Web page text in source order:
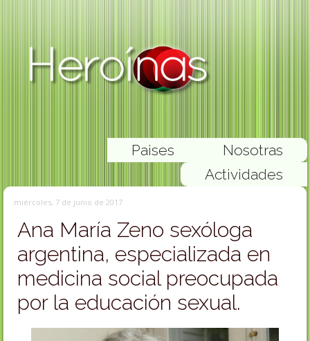
Nosotras
Paises
Actividades
miércoles, 7 de junio de 2017
Ana María Zeno sexóloga
argentina, especializada en
medicina social preocupada
por la educación sexual.